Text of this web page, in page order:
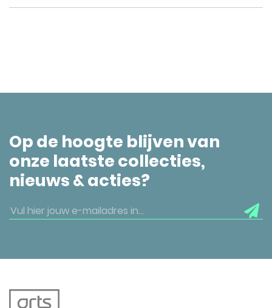
Op de hoogte blijven van
onze laatste collecties,
nieuws & acties?